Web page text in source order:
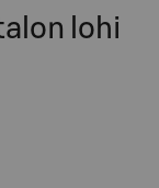
lohi